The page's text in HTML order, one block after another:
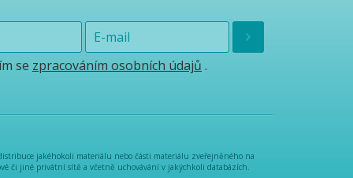
se zpracováním osobních údajů .
jakéhokoli materiálu nebo části materiálu zveřejněného na
či jiné privátní sítě a včetně uchovávání v jakýchkoli databázích.